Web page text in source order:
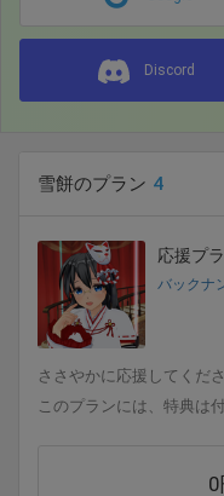
Discord
雪餅のプラン 4
応援プ
バックナ
ささやかに応援してくだ
このプランには、特典は